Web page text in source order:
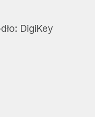
DigiKey